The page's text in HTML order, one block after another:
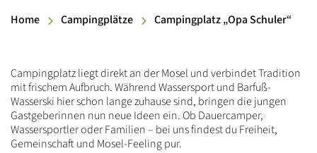
Home Campingplätze Campingplatz „Opa Schuler“
Einleitung
Campingplatz liegt direkt an der Mosel und verbindet Tradition
mit frischem Aufbruch. Während Wassersport und Barfuß-
Wasserski hier schon lange zuhause sind, bringen die jungen
Gastgeberinnen nun neue Ideen ein. Ob Dauercamper,
Wassersportler oder Familien – bei uns findest du Freiheit,
Gemeinschaft und Mosel-Feeling pur.